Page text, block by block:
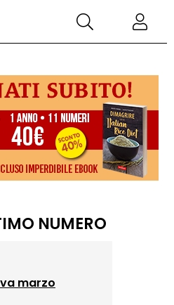
NUMERO